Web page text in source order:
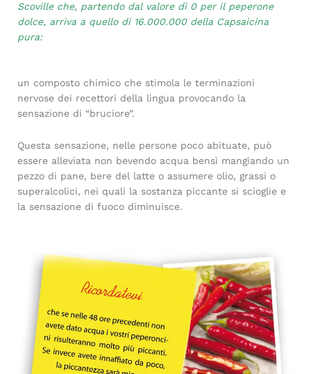
Scoville che, partendo dal valore di 0 per il peperone
dolce, arriva a quello di 16.000.000 della Capsaicina
pura:
un composto chimico che stimola le terminazioni
nervose dei recettori della lingua provocando la
sensazione di “bruciore”.
Questa sensazione, nelle persone poco abituate, può
essere alleviata non bevendo acqua bensì mangiando un
pezzo di pane, bere del latte o assumere olio, grassi o
superalcolici, nei quali la sostanza piccante si scioglie e
la sensazione di fuoco diminuisce.